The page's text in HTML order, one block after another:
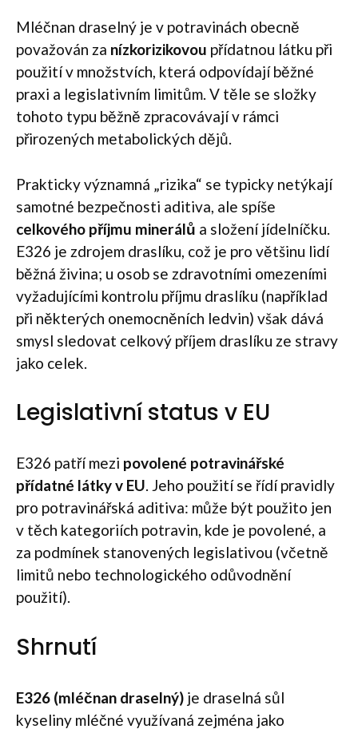
Mléčnan draselný je v potravinách obecně
považován za nízkorizikovou přídatnou látku při
použití v množstvích, která odpovídají běžné
praxi a legislativním limitům. V těle se složky
tohoto typu běžně zpracovávají v rámci
přirozených metabolických dějů.
Prakticky významná „rizika“ se typicky netýkají
samotné bezpečnosti aditiva, ale spíše
celkového příjmu minerálů a složení jídelníčku.
E326 je zdrojem draslíku, což je pro většinu lidí
běžná živina; u osob se zdravotními omezeními
vyžadujícími kontrolu příjmu draslíku (například
při některých onemocněních ledvin) však dává
smysl sledovat celkový příjem draslíku ze stravy
jako celek.
Legislativní status v EU
E326 patří mezi povolené potravinářské
přídatné látky v EU. Jeho použití se řídí pravidly
pro potravinářská aditiva: může být použito jen
v těch kategoriích potravin, kde je povolené, a
za podmínek stanovených legislativou (včetně
limitů nebo technologického odůvodnění
použití).
Shrnutí
E326 (mléčnan draselný) je draselná sůl
kyseliny mléčné využívaná zejména jako